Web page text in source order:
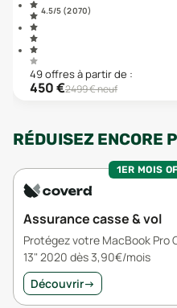
4.5/5 (2 070)
49offresà partir de :
450€2499€ neuf
RÉDUISEZ ENCORE
1ER MOIS
Assurance casse & vol
Protégez votre MacBook Pro
13" 2020 dès 3,90€/mois
Découvrir→